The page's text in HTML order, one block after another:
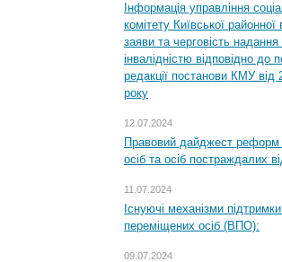
Інформація управління
комітету Київської
заяви та черговість надання
інвалідністю відповідно
редакції постанови КМУ
року
12.07.2024
Правовий дайджест реформ
осіб та осіб постраждалих
11.07.2024
Існуючі механізми
переміщених осіб (ВПО):
09.07.2024